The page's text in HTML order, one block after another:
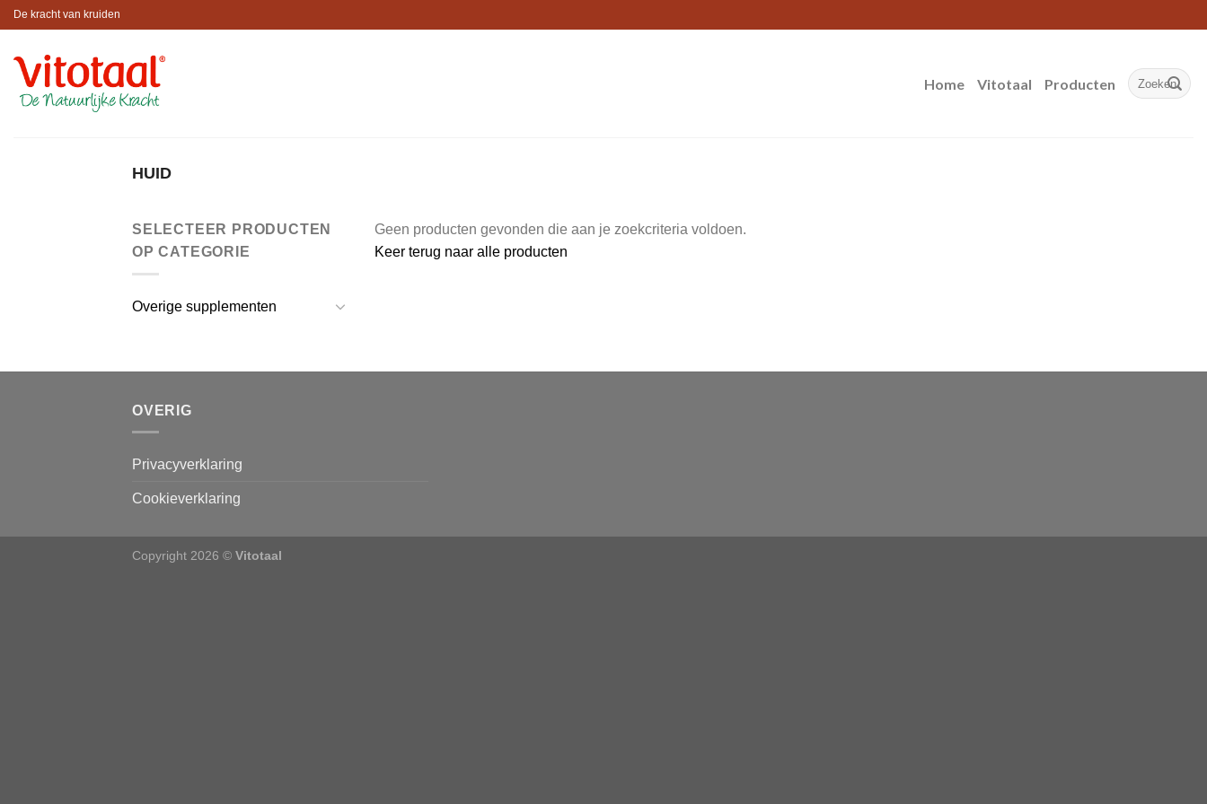
Skip
to
content
De kracht van kruiden
Home Vitotaal Producten
Zoeken
naar:
HUID
SELECTEER PRODUCTEN
OP CATEGORIE
Overige supplementen
Geen producten gevonden die aan je zoekcriteria voldoen.
Keer terug naar alle producten
OVERIG
Privacyverklaring
Cookieverklaring
Copyright 2026 © Vitotaal